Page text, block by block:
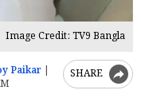
Image Credit: TV9 Bangla
Paikar SHARE